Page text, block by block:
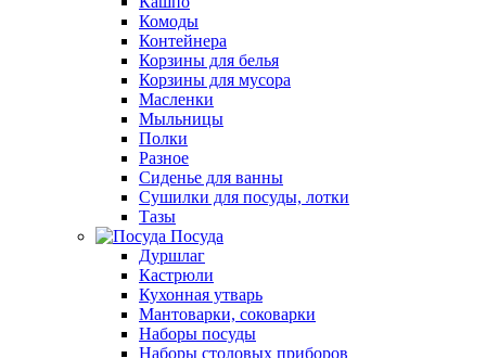
Комоды
Контейнера
Корзины для белья
Корзины для мусора
Масленки
Мыльницы
Полки
Разное
Сиденье для ванны
Сушилки для посуды, лотки
Тазы
Посуда
Дуршлаг
Кастрюли
Кухонная утварь
Мантоварки, соковарки
Наборы посуды
Наборы столовых приборов